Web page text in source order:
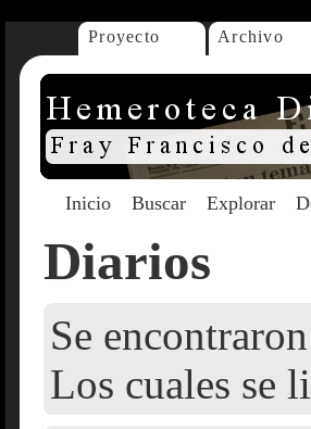
Proyecto Archivo
Inicio Buscar Explorar
Diarios
Se
Los cuales se